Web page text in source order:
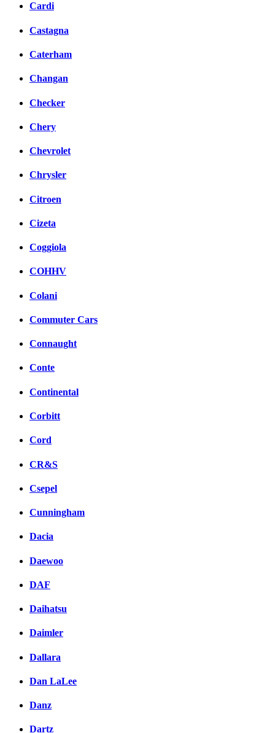
Cardi
Castagna
Caterham
Changan
Checker
Chery
Chevrolet
Chrysler
Citroen
Cizeta
Coggiola
COHHV
Colani
Commuter Cars
Connaught
Conte
Continental
Corbitt
Cord
CR&S
Csepel
Cunningham
Dacia
Daewoo
DAF
Daihatsu
Daimler
Dallara
Dan LaLee
Danz
Dartz